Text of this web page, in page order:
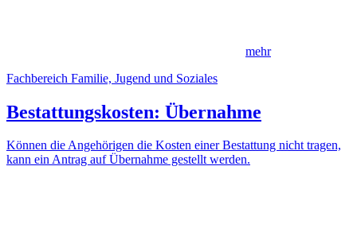
mehr
Fachbereich Familie, Jugend und Soziales
Bestattungskosten: Übernahme
Können die Angehörigen die Kosten einer Bestattung nicht tragen,
kann ein Antrag auf Übernahme gestellt werden.